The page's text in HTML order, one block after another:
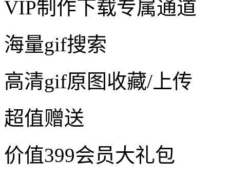
VIP制作下载专属通道
海量gif搜索
高清gif原图收藏/上传
超值赠送
价值399会员大礼包